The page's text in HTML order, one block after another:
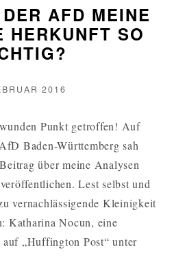
AFD MEINE
HERKUNFT SO
2016
Punkt getroffen! Auf
Baden-Württemberg sah
über meine Analysen
Lest selbst und
vernachlässigende Kleinigkeit
Katharina Nocun, eine
„Huffington Post“ unter